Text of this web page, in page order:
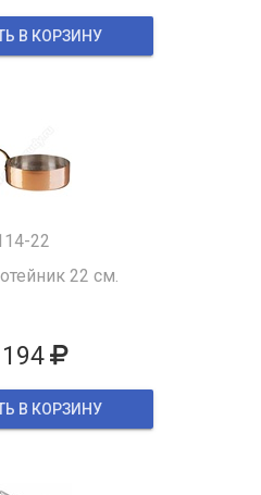
В КОРЗИНУ
22
22 см.
В КОРЗИНУ